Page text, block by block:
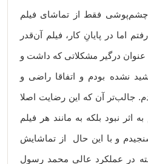
چشم‌پوشی فقط از تماشای فیلم
اما در پایانِ کار، فیلم آن‌قدر
عنوان درگیر مشکلاتی که داشت و
نشده بودم و اتفاقا راضی و
جالب‌تر آن که این رضایت اصلا
اثر نبود بلکه به مانند هر فیلم
و با این حال از تماشایش
در عملکرد عالی محمد رسول